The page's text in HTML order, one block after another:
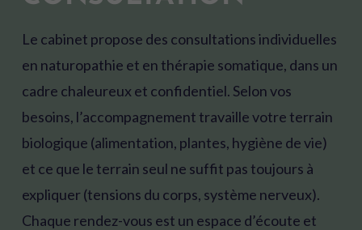
Le cabinet propose des consultations individuelles
en naturopathie et en thérapie somatique, dans un
cadre chaleureux et confidentiel. Selon vos
besoins, l’accompagnement travaille votre terrain
biologique (alimentation, plantes, hygiène de vie)
et ce que le terrain seul ne suffit pas toujours à
expliquer (tensions du corps, système nerveux).
Chaque rendez-vous est un espace d’écoute et